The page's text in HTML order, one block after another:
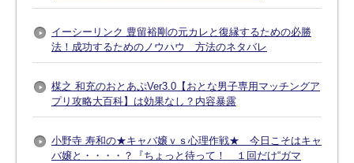
イーシーリンク 豊留裕剛の元カレと復縁するための必勝
法！成功するためのノウハウ 方法のネタバレ
楳之 和充のおとあぷVer3.0【おとな男子専用マッチングア
プリ攻略大百科】は効果なし？内容暴露
小野寺 寿和の★キャバ嬢ｖｓ心理作戦★ 今日こそはキャ
バ嬢と・・・・？『ちょっと待って！ １回だけ“ガマ